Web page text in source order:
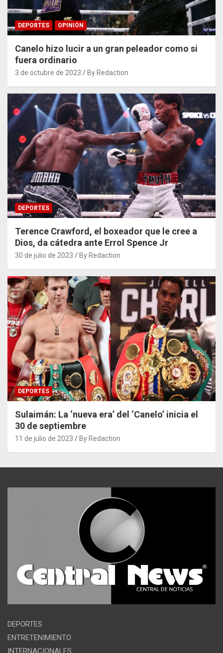
DEPORTES OPINIÓN
Canelo hizo lucir a un gran peleador como si
fuera ordinario
3 de octubre de 2023 By Redaction
DEPORTES
Terence Crawford, el boxeador que le cree a
Dios, da cátedra ante Errol Spence Jr
30 de julio de 2023 By Redaction
DEPORTES
Sulaimán: La ‘nueva era’ del ‘Canelo’ inicia el
30 de septiembre
11 de julio de 2023 By Redaction
DEPORTES
ENTRETENIMIENTO
INTERNACIONALES